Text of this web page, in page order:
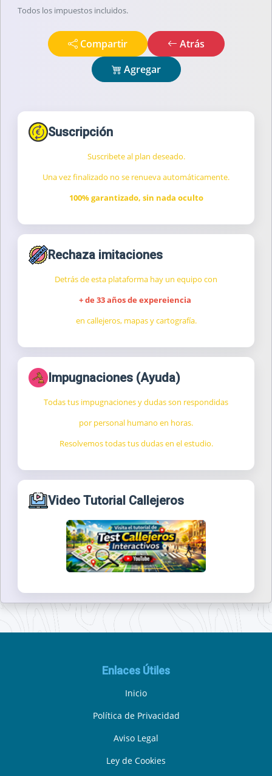
Todos los impuestos incluidos.
Compartir
Atrás
Agregar
Suscripción
Suscribete al plan deseado.
Una vez finalizado no se renueva automáticamente.
100% garantizado, sin nada oculto
Rechaza imitaciones
Detrás de esta plataforma hay un equipo con
+ de 33 años de expereiencia
en callejeros, mapas y cartografía.
Impugnaciones (Ayuda)
Todas tus impugnaciones y dudas son respondidas
por personal humano en horas.
Resolvemos todas tus dudas en el estudio.
Video Tutorial Callejeros
Enlaces Útiles
Inicio
Política de Privacidad
Aviso Legal
Ley de Cookies